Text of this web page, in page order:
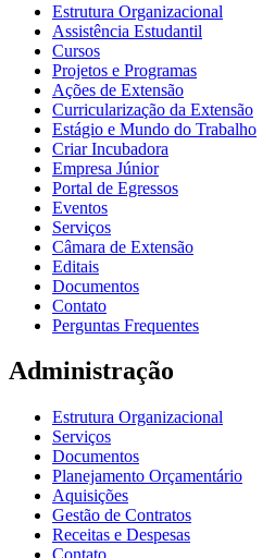
Estrutura Organizacional
Assistência Estudantil
Cursos
Projetos e Programas
Ações de Extensão
Curricularização da Extensão
Estágio e Mundo do Trabalho
Criar Incubadora
Empresa Júnior
Portal de Egressos
Eventos
Serviços
Câmara de Extensão
Editais
Documentos
Contato
Perguntas Frequentes
Administração
Estrutura Organizacional
Serviços
Documentos
Planejamento Orçamentário
Aquisições
Gestão de Contratos
Receitas e Despesas